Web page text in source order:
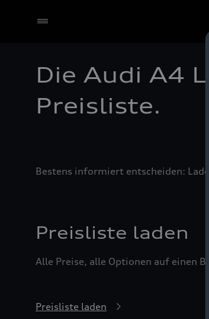
Select dealer
Die Audi A4
Preisliste.
Bestens informiert entscheiden:
Preisliste laden
Alle Preise, alle Optionen auf einen
Preisliste laden